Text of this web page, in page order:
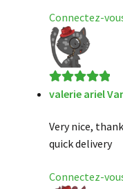
Connectez-
Note5sur 5
valerie ariel
Very nice,
quick delivery
Connectez-